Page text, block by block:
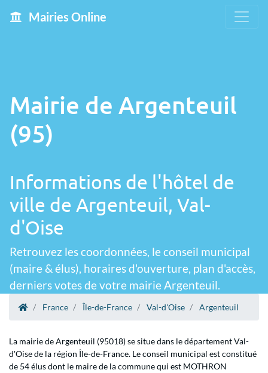
Mairies Online
Mairie de Argenteuil
(95)
Informations de l'hôtel de
ville de Argenteuil, Val-
d'Oise
Retrouvez les coordonnées, le conseil municipal
(maire & élus), horaires d'ouverture, plan d'accès,
derniers votes de votre mairie Argenteuil.
France Île-de-France Val-d'Oise Argenteuil
La mairie de Argenteuil (95018) se situe dans le département Val-
d'Oise de la région Île-de-France. Le conseil municipal est constitué
de 54 élus dont le maire de la commune qui est MOTHRON